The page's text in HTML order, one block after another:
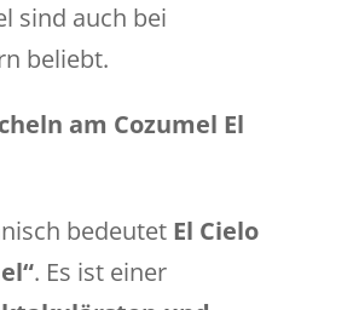
sind auch bei
beliebt.
am Cozumel El
bedeutet El Cielo
. Es ist einer